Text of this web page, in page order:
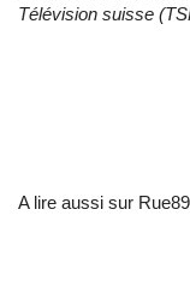
Télévision suisse
A lire aussi sur